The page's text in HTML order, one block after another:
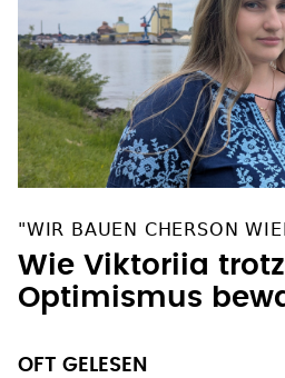
"WIR BAUEN CHERSON
Wie Viktoriia
Optimismus
OFT GELESEN